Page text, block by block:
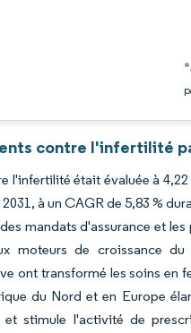
contre l'infertilité
l'infertilité était évaluée à
à un CAGR de 5,83 %
mandats d'assurance et
moteurs de croissance
ont transformé les soins en
du Nord et en Europe
stimule l'activité de